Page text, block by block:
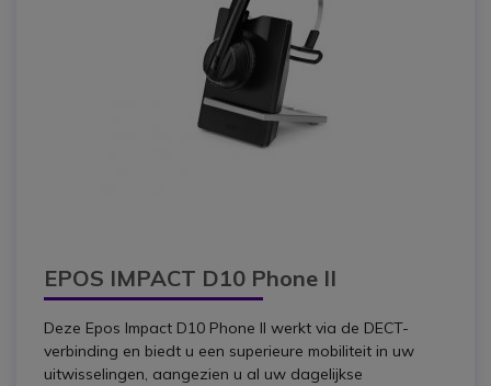
EPOS IMPACT D10 Phone II
Deze Epos Impact D10 Phone II werkt via de DECT-
verbinding en biedt u een superieure mobiliteit in uw
uitwisselingen, aangezien u al uw dagelijkse